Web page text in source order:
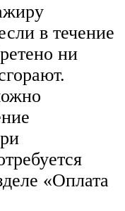
в течение
ни
«Оплата